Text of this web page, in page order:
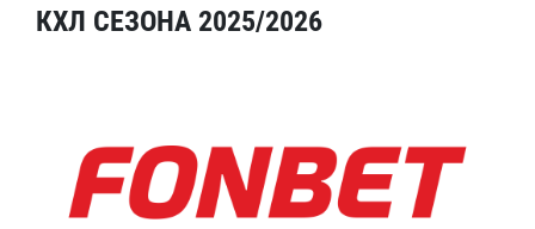
КХЛ СЕЗОНА 2025/2026